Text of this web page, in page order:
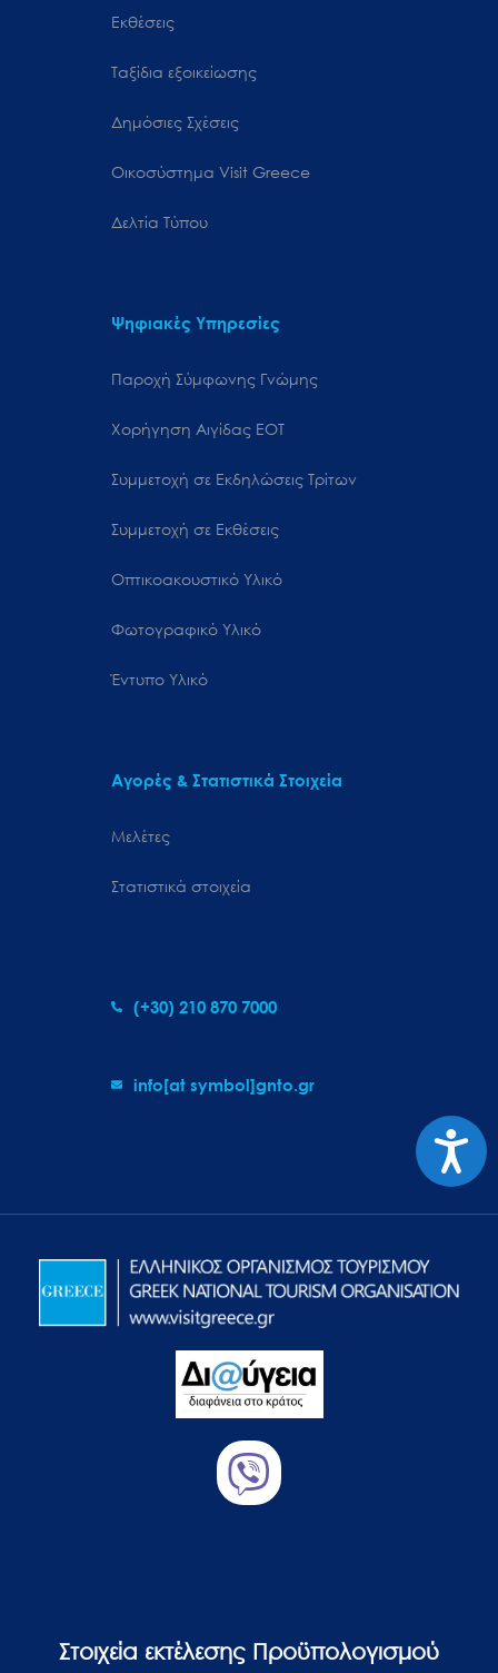
Εκθέσεις
Ταξίδια εξοικείωσης
Δημόσιες Σχέσεις
Oικοσύστημα Visit Greece
Δελτία Τύπου
Ψηφιακές Υπηρεσίες
Παροχή Σύμφωνης Γνώμης
Χορήγηση Αιγίδας ΕΟΤ
Συμμετοχή σε Εκδηλώσεις Τρίτων
Συμμετοχή σε Εκθέσεις
Οπτικοακουστικό Υλικό
Φωτογραφικό Υλικό
Έντυπο Υλικό
Αγορές & Στατιστικά Στοιχεία
Μελέτες
Στατιστικά στοιχεία
(+30) 210 870 7000
info[at symbol]gnto.gr
Στοιχεία εκτέλεσης Προϋπολογισμού